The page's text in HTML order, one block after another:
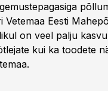
Vetemaa Eesti
on veel palju
kui ka toodete